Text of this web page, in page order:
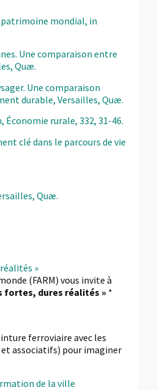
patrimoine mondial, in
Une comparaison entre
Quæ.
Une comparaison
durable, Versailles, Quæ.
rurale, 332, 31-46.
clé dans le parcours de vie
Quæ.
»
(FARM) vous invite à
fortes, dures réalités » *
ferroviaire avec les
associatifs) pour imaginer
de la ville